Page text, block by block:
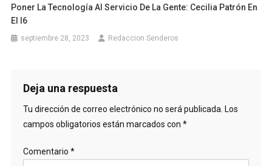
Poner La Tecnología Al Servicio De La Gente: Cecilia Patrón En
El I6
septiembre 28, 2023 Redaccion Senderos
Deja una respuesta
Tu dirección de correo electrónico no será publicada. Los
campos obligatorios están marcados con *
Comentario *